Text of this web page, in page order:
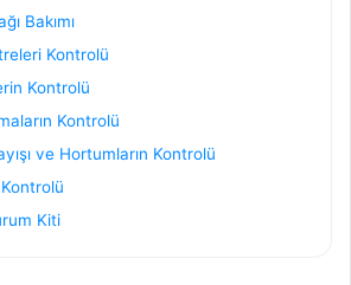
Bakımı
Kontrolü
Kontrolü
Kontrolü
ve Hortumların Kontrolü
Kontrolü
Kiti